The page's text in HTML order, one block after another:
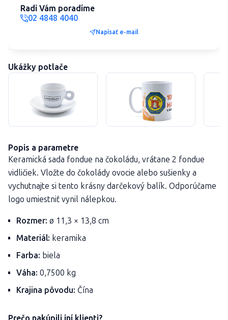
Radi Vám poradíme
02 4848 4040
Napísať e-mail
Ukážky potlače
Popis a parametre
Keramická sada fondue na čokoládu, vrátane 2 fondue
vidličiek. Vložte do čokolády ovocie alebo sušienky a
vychutnajte si tento krásny darčekový balík. Odporúčame
logo umiestniť vynil nálepkou.
Rozmer: ø 11,3 × 13,8 cm
Materiál: keramika
Farba: biela
Váha: 0,7500 kg
Krajina pôvodu: Čína